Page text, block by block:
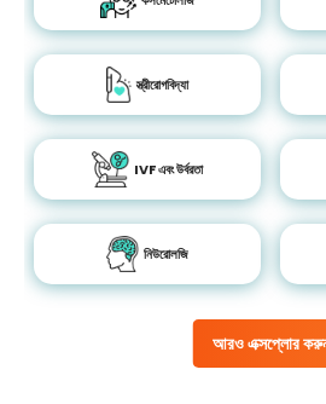
আরও এক্সপ্লোর
স্ত্রীরোগবিদ্যা
IVF এবং উর্বরতা
নিউরোলজি